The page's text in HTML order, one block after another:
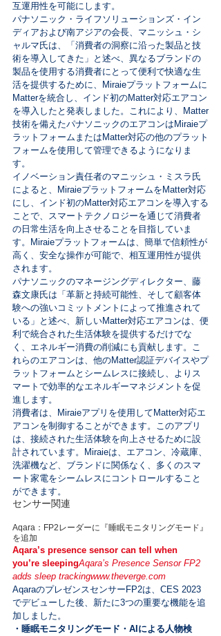
互運用性を可能にします。
パナソニック・ライフソリューションズ・イン
ディアおよび南アジアの会長、マニッシュ・シ
ャルマ氏は、「消費者の洞察に沿った製品と技
術を導入してきた」と述べ、異なるブランドの
製品を使用する消費者にとって便利で快適な生
活を提供するために、Miraieプラットフォームに
Matterを統合し、インド初のMatter対応エアコン
を導入したと発表しました。これにより、Matter
技術を備えたパナソニックのエアコンはMiraieプ
ラットフォームまたはMatter対応の他のプラット
フォームを使用して管理できるようになりま
す。
イノベーション責任者のマニッシュ・ミスラ氏
によると、MiraieプラットフォームをMatter対応
にし、インド初のMatter対応エアコンを導入する
ことで、スマートテクノロジーを通じて消費者
の日常生活を向上させることを目指していま
す。Miraieプラットフォームは、簡単で信頼性が
高く、安全な操作が可能で、相互運用性が提供
されます。
パナソニックのマネージングディレクター、藤
森文康氏は「革新と持続可能性、そして顧客体
験への強いコミットメントによって推進されて
いる」と述べ、新しいMatter対応エアコンは、便
利で統合された生活体験を提供するだけでな
く、エネルギー消費の削減にも貢献します。こ
れらのエアコンは、他のMatter認証デバイスやプ
ラットフォームとシームレスに接続し、よりス
マートで効率的なエネルギーマネジメントを促
進します。
消費者は、Miraieアプリを使用してMatter対応エ
アコンを制御することができます。このアプリ
は、接続された生活体験を向上させるために設
計されています。Miraieは、エアコン、冷蔵庫、
洗濯機など、ブランドに関係なく、多くのスマ
ート家電をシームレスにコントロールすること
ができます。
センサー関連
Aqara：FP2レーダーに『睡眠モニタリングモード』
を追加
Aqara’s presence sensor can tell when
you’re sleepingAqara’s Presence Sensor FP2
adds sleep trackingwww.theverge.com
AqaraのプレゼンスセンサーFP2は、CES 2023
でデビューした後、新たに3つの重要な機能を追
加しました。
・睡眠モニタリングモード・AIによる人物検